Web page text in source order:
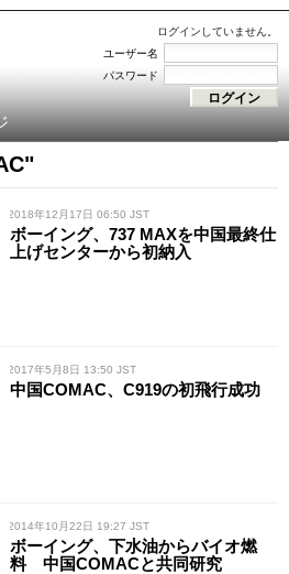
ログインしていません。
ユーザー名
パスワード
/ 2018年12月17日 06:50 JST
ボーイング、737 MAXを中国最終仕
上げセンターから初納入
/ 2017年5月8日 13:50 JST
中国COMAC、C919の初飛行成功
/ 2014年10月22日 19:27 JST
ボーイング、下水油からバイオ燃
料 中国COMACと共同研究